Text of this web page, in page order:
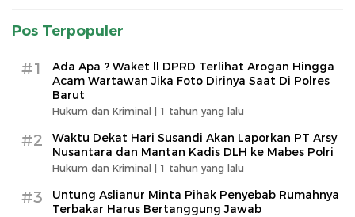
Pos Terpopuler
#1
Ada Apa ? Waket ll DPRD Terlihat Arogan Hingga
Acam Wartawan Jika Foto Dirinya Saat Di Polres
Barut
Hukum dan Kriminal | 1 tahun yang lalu
#2
Waktu Dekat Hari Susandi Akan Laporkan PT Arsy
Nusantara dan Mantan Kadis DLH ke Mabes Polri
Hukum dan Kriminal | 1 tahun yang lalu
#3
Untung Aslianur Minta Pihak Penyebab Rumahnya
Terbakar Harus Bertanggung Jawab